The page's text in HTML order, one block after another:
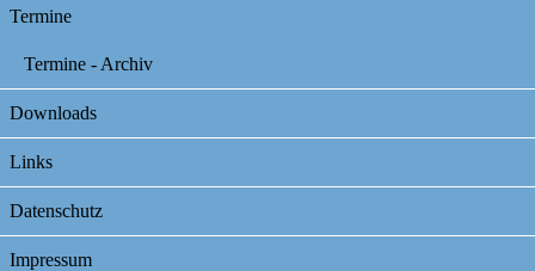
Termine
Termine - Archiv
Downloads
Links
Datenschutz
Impressum